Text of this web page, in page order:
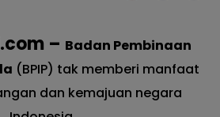
– Badan Pembinaan
(BPIP) tak memberi manfaat
dan kemajuan negara